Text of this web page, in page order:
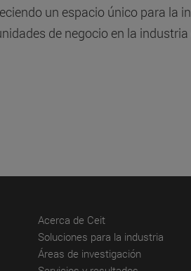
un espacio único para la
de negocio en la
Acerca de Ceit(abre en nueva
Soluciones para la industria
Áreas de investigación (abre en